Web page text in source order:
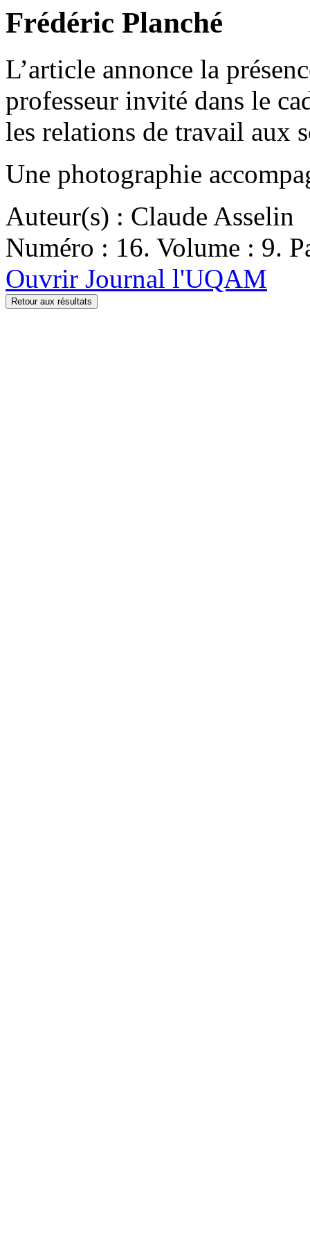
Frédéric Planché
L’article annonce la
professeur invité dans le
les relations de travail aux
Une photographie
Auteur(s) : Claude Asselin
Numéro : 16. Volume : 9.
Ouvrir Journal l'UQAM
Retour aux résultats